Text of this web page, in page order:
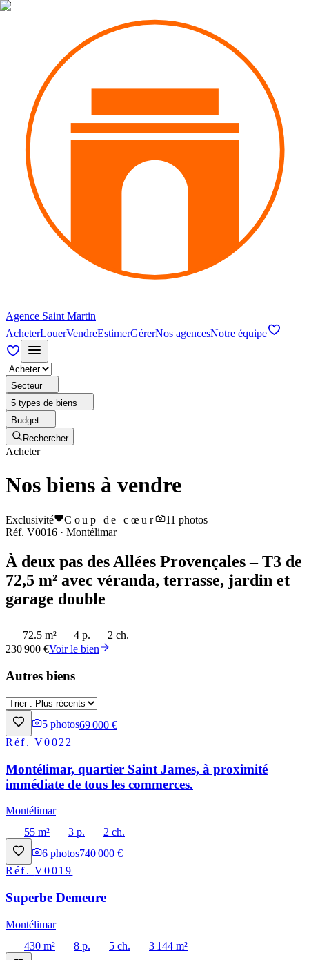
Agence Saint Martin
AcheterLouerVendreEstimerGérerNos agencesNotre équipe
Secteur
5 types de biens
Budget
Rechercher
Acheter
Nos biens à vendre
Exclusivité Coup de cœur 11 photos
Réf. V0016 · Montélimar
À deux pas des Allées Provençales – T3 de
72,5 m² avec véranda, terrasse, jardin et
garage double
72.5 m² 4 p.
2 ch.
230 900 €Voir le bien
Autres biens
5 photos69 000 €
Réf.V0022
Montélimar, quartier Saint James, à proximité
immédiate de tous les commerces.
Montélimar
55 m²
3 p.
2 ch.
6 photos740 000 €
Réf.V0019
Superbe Demeure
Montélimar
430 m²
8 p. 5 ch.
3 144 m²